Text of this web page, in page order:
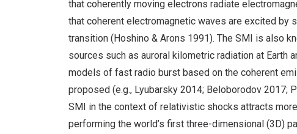
that coherently moving electrons radiate
that coherent electromagnetic waves are excited by
transition (Hoshino & Arons 1991). The SMI is also
sources such as auroral kilometric radiation at Earth
models of fast radio burst based on the coherent
proposed (e.g., Lyubarsky 2014; Beloborodov 2017;
SMI in the context of relativistic shocks attracts
performing the world’s first three-dimensional (3D)